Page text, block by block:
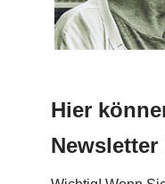
Hier
Newsletter